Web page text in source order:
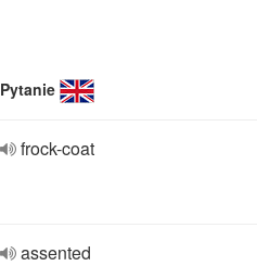
Pytanie
frock-coat
assented